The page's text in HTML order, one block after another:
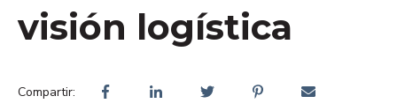
visión logística
Compartir: